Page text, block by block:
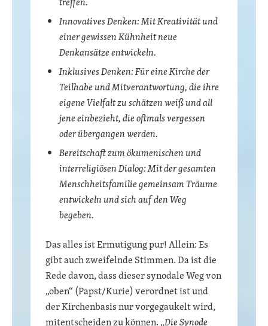
Innovatives Denken: Mit Kreativität und
einer gewissen Kühnheit neue
Denkansätze entwickeln.
Inklusives Denken: Für eine Kirche der
Teilhabe und Mitverantwortung, die ihre
eigene Vielfalt zu schätzen weiß und all
jene einbezieht, die oftmals vergessen
oder übergangen werden.
Bereitschaft zum ökumenischen und
interreligiösen Dialog: Mit der gesamten
Menschheitsfamilie gemeinsam Träume
entwickeln und sich auf den Weg
begeben.
Das alles ist Ermutigung pur! Allein: Es
gibt auch zweifelnde Stimmen. Da ist die
Rede davon, dass dieser synodale Weg von
„oben“ (Papst/Kurie) verordnet ist und
der Kirchenbasis nur vorgegaukelt wird,
mitentscheiden zu können. „Die Synode